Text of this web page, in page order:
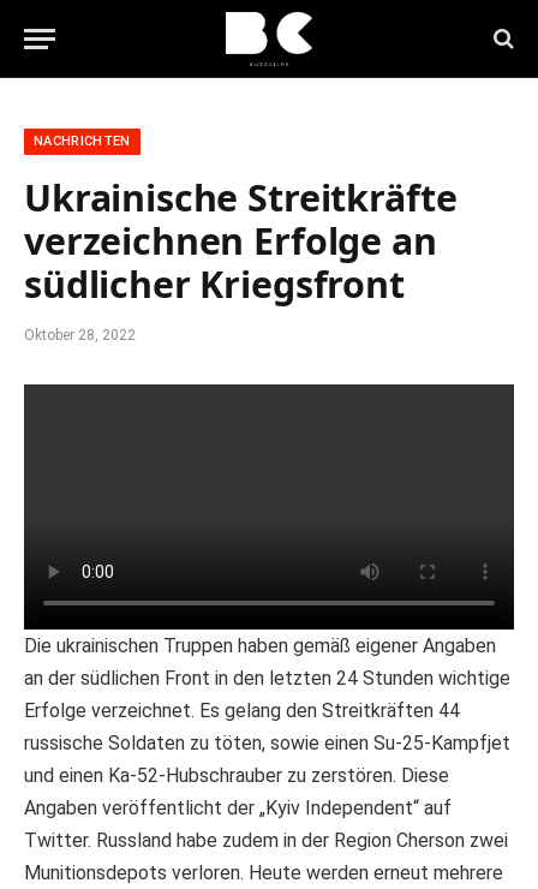
NACHRICHTEN
Ukrainische Streitkräfte
verzeichnen Erfolge an
südlicher Kriegsfront
Oktober 28, 2022
Die ukrainischen Truppen haben gemäß eigener Angaben
an der südlichen Front in den letzten 24 Stunden wichtige
Erfolge verzeichnet. Es gelang den Streitkräften 44
russische Soldaten zu töten, sowie einen Su-25-Kampfjet
und einen Ka-52-Hubschrauber zu zerstören. Diese
Angaben veröffentlicht der „Kyiv Independent“ auf
Twitter. Russland habe zudem in der Region Cherson zwei
Munitionsdepots verloren. Heute werden erneut mehrere